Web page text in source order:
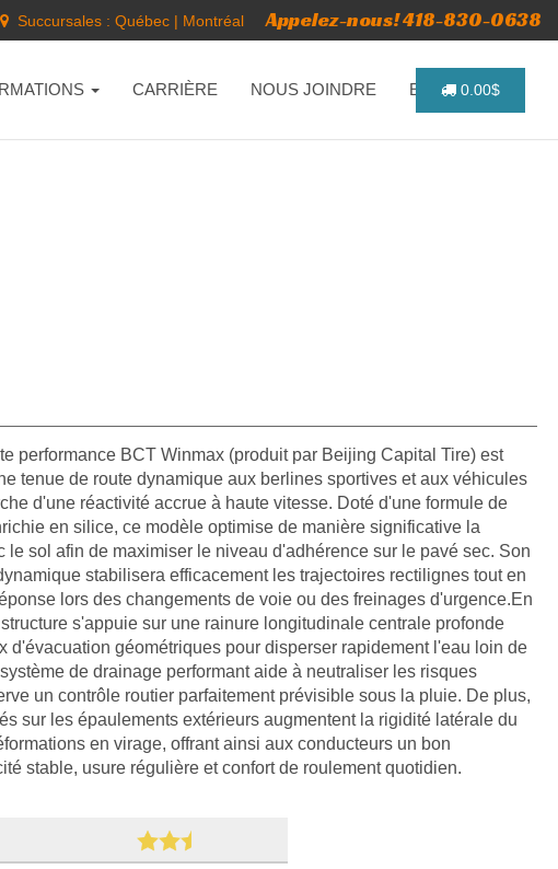
Succursales : Québec | Montréal Appelez-nous! 418-830-0638
CARRIÈRE NOUS JOINDRE ENGLISH
0.00$
performance BCT Winmax (produit par Beijing Capital Tire) est
tenue de route dynamique aux berlines sportives et aux véhicules
d'une réactivité accrue à haute vitesse. Doté d'une formule de
en silice, ce modèle optimise de manière significative la
le sol afin de maximiser le niveau d'adhérence sur le pavé sec. Son
stabilisera efficacement les trajectoires rectilignes tout en
lors des changements de voie ou des freinages d'urgence.En
s'appuie sur une rainure longitudinale centrale profonde
d'évacuation géométriques pour disperser rapidement l'eau loin de
de drainage performant aide à neutraliser les risques
un contrôle routier parfaitement prévisible sous la pluie. De plus,
sur les épaulements extérieurs augmentent la rigidité latérale du
en virage, offrant ainsi aux conducteurs un bon
stable, usure régulière et confort de roulement quotidien.